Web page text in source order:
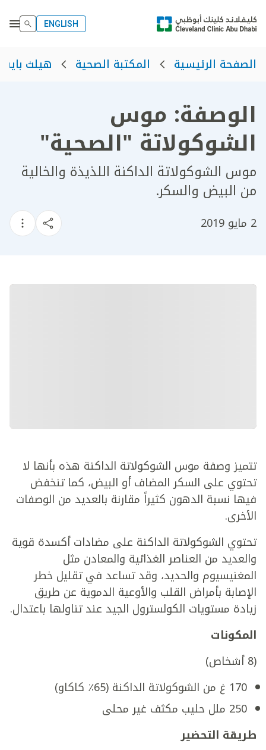
ENGLISH
الصفحة الرئيسية المكتبة الصحية هيلث بايت
الوصفة: موس
الشوكولاتة "الصحية"
موس الشوكولاتة الداكنة اللذيذة والخالية
من البيض والسكر.
2 مايو 2019
تتميز وصفة موس الشوكولاتة الداكنة هذه بأنها لا
تحتوي على السكر المضاف أو البيض، كما تنخفض
فيها نسبة الدهون كثيراً مقارنة بالعديد من الوصفات
الأخرى.
تحتوي الشوكولاتة الداكنة على مضادات أكسدة قوية
والعديد من العناصر الغذائية والمعادن مثل
المغنيسيوم والحديد، وقد تساعد في تقليل خطر
الإصابة بأمراض القلب والأوعية الدموية عن طريق
زيادة مستويات الكولسترول الجيد عند تناولها باعتدال.
المكونات
(8 أشخاص)
170 غ من الشوكولاتة الداكنة (65٪ كاكاو)
250 ملل حليب مكثف غير محلى
طريقة التحضير